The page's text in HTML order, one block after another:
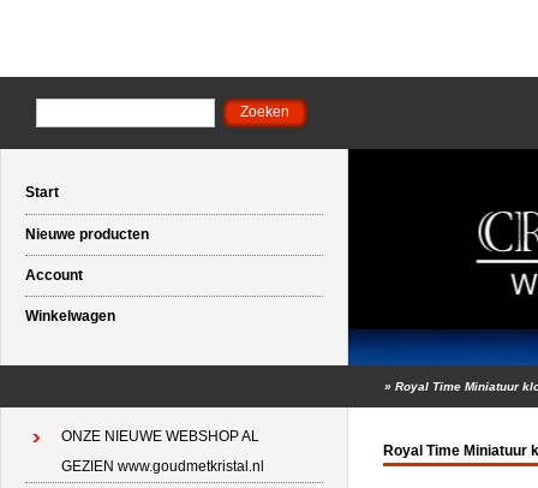
Start
Nieuwe producten
Account
Winkelwagen
» Royal Time Miniatuur
ONZE NIEUWE WEBSHOP AL
GEZIEN www.goudmetkristal.nl
Royal Time Miniatuur